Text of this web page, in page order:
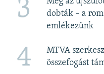
3
dobták – a
emlékezünk
4
MTVA
összefogást